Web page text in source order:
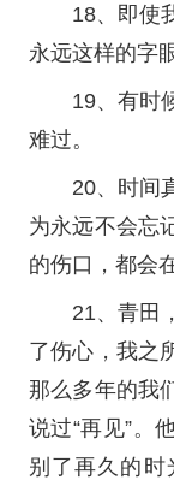
18、即使
永远这样的字
19、有时
难过。
20、时间
为永远不会忘
的伤口，都会
21、青田
了伤心，我之
那么多年的我
说过“再见”。
别了再久的时